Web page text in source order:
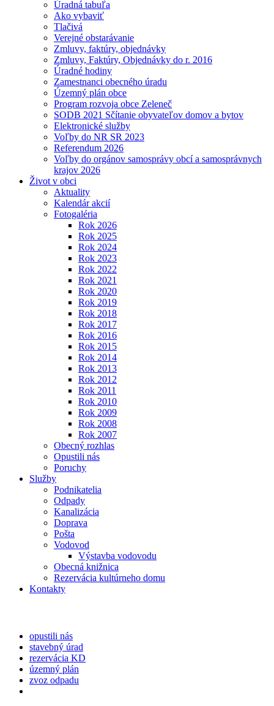
Úradná tabuľa
Ako vybaviť
Tlačivá
Verejné obstarávanie
Zmluvy, faktúry, objednávky
Zmluvy, Faktúry, Objednávky do r. 2016
Úradné hodiny
Zamestnanci obecného úradu
Územný plán obce
Program rozvoja obce Zeleneč
SODB 2021 Sčítanie obyvateľov domov a bytov
Elektronické služby
Voľby do NR SR 2023
Referendum 2026
Voľby do orgánov samosprávy obcí a samosprávnych
krajov 2026
Život v obci
Aktuality
Kalendár akcií
Fotogaléria
Rok 2026
Rok 2025
Rok 2024
Rok 2023
Rok 2022
Rok 2021
Rok 2020
Rok 2019
Rok 2018
Rok 2017
Rok 2016
Rok 2015
Rok 2014
Rok 2013
Rok 2012
Rok 2011
Rok 2010
Rok 2009
Rok 2008
Rok 2007
Obecný rozhlas
Opustili nás
Poruchy
Služby
Podnikatelia
Odpady
Kanalizácia
Doprava
Pošta
Vodovod
Výstavba vodovodu
Obecná knižnica
Rezervácia kultúrneho domu
Kontakty
opustili nás
stavebný úrad
rezervácia KD
územný plán
zvoz odpadu